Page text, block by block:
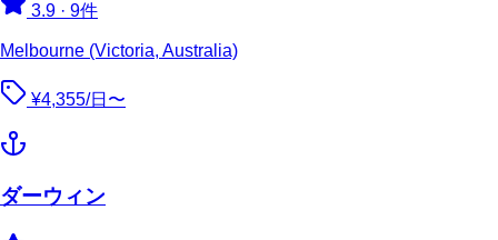
3.9 · 9件
Melbourne (Victoria, Australia)
¥4,355/日〜
ダーウィン